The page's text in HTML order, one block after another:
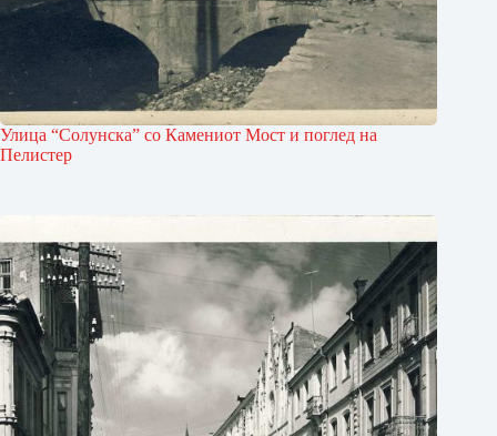
Улица “Солунска” со Каме­ниот Мост и поглед на
Пелистер